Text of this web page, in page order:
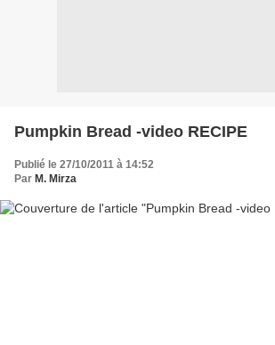
Pumpkin Bread -video RECIPE
Publié le 27/10/2011 à 14:52
Par M. Mirza